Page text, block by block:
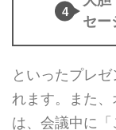
セー
といったプレ
れます。また、
は、会議中に